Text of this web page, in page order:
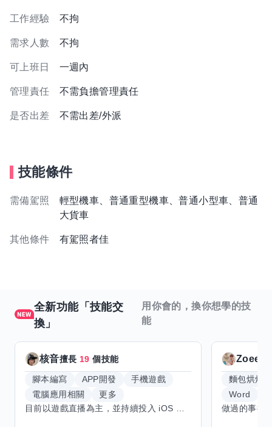
工作經驗 不拘
需求人數 不拘
可上班日 一週內
管理責任 不需負擔管理責任
是否出差 不需出差/外派
技能條件
需備駕照
輕型機車、普通重型機車、普通小型車、普通
大貨車
其他條件 有駕照者佳
全新功能「技能交
換」
用你會的，換你想學的技
能
核音擅長 19 個技能
腳本編寫 APP開發
手機遊戲
電腦應用相關
更多
Zoeey
麵包烘焙
Word